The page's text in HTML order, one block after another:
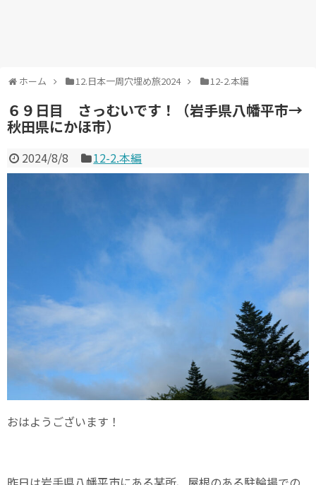
ホーム 12.日本一周穴埋め旅2024 12-2.本編
６９日目 さっむいです！（岩手県八幡平市→
秋田県にかほ市）
2024/8/8 12-2.本編
おはようございます！